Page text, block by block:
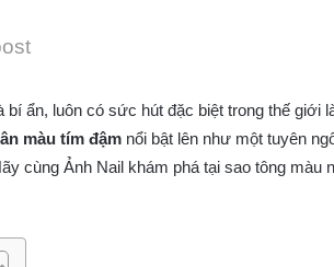
ẩn, luôn có sức hút đặc biệt trong thế giới
màu tím đậm nổi bật lên như một tuyên
cùng Ảnh Nail khám phá tại sao tông